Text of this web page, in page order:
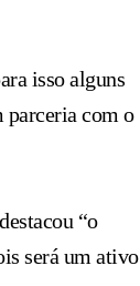
isso alguns
parceria com o
“o
será um ativo